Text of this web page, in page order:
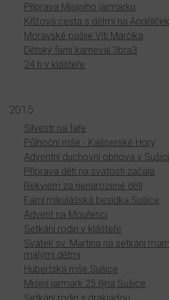
Příprava Misijního jarmarku
Křížová cesta s dětmi na Andělíček
Moravské pašije Víti Marčíka
Dětský farní karneval 3bra3
24 h v klášteře
2015
Silvestr na faře
Půlnoční mše - Kašperské Hory
Adventní duchovní obnova v Sušici
Příprava dětí na svátosti začala
Rekviem za nenarozené děti
Farní mikulášská besídka Sušice
Advent na Mouřenci
Setkání rodin v klášteře
Svátek sv. Martina na setkání
malými dětmi
Hubertská mše Sušice
Misijní jarmark 25.října Sušice